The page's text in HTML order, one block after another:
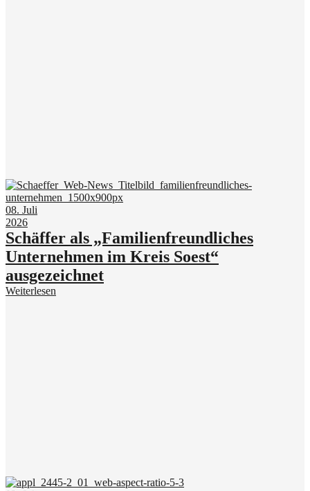
08. Juli
2026
Schäffer als „Familienfreundliches
Unternehmen im Kreis Soest“
ausgezeichnet
Weiterlesen